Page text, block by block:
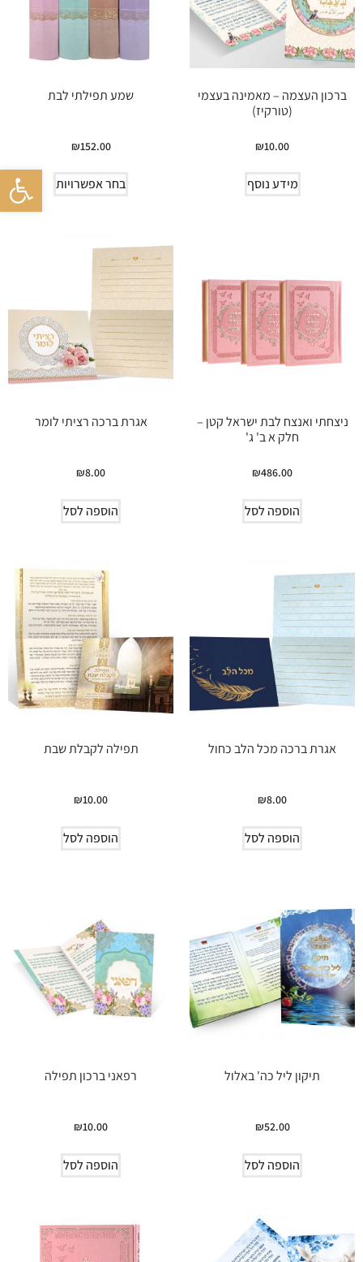
פתח
ברכון העצמה – מאמינה בעצמי
(טורקיז)
₪10.00
מידע נוסף
שמע תפילתי לבת
₪152.00
בחר אפשרויות
ניצחתי ואנצח לבת ישראל קטן –
חלק א ב' ג'
₪486.00
הוספה לסל
אגרת ברכה רציתי לומר
₪8.00
הוספה לסל
אגרת ברכה מכל הלב כחול
₪8.00
הוספה לסל
תפילה לקבלת שבת
₪10.00
הוספה לסל
תיקון ליל כה' באלול
₪52.00
הוספה לסל
רפאני ברכון תפילה
₪10.00
הוספה לסל